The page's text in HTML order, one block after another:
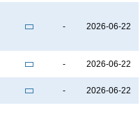
- 2026-06-22
- 2026-06-22
- 2026-06-22